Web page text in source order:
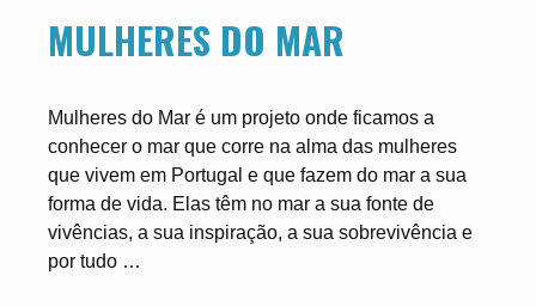
MULHERES DO MAR
Mulheres do Mar é um projeto onde ficamos a
conhecer o mar que corre na alma das mulheres
que vivem em Portugal e que fazem do mar a sua
forma de vida. Elas têm no mar a sua fonte de
vivências, a sua inspiração, a sua sobrevivência e
por tudo …